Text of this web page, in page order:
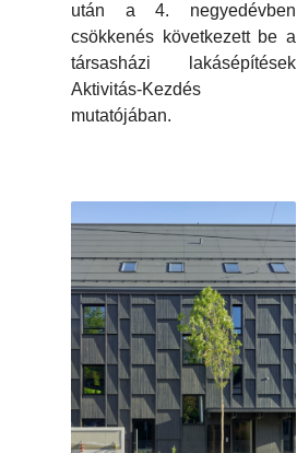
után a 4. negyedévben
csökkenés következett be a
társasházi lakásépítések
Aktivitás-Kezdés
mutatójában.